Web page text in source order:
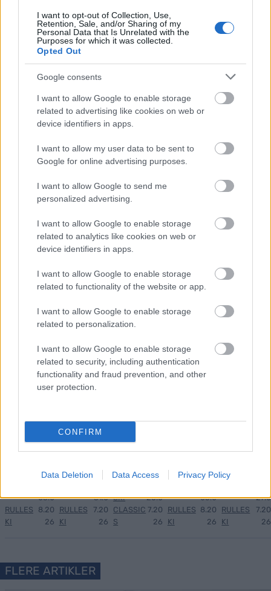
I want to opt-out of Collection, Use,
Retention, Sale, and/or Sharing of my
Personal Data that Is Unrelated with the
Purposes for which it was collected.
Opted Out
Google consents
I want to allow Google to enable storage
related to advertising like cookies on web or
device identifiers in apps.
I want to allow my user data to be sent to
Google for online advertising purposes.
I want to allow Google to send me
personalized advertising.
I want to allow Google to enable storage
related to analytics like cookies on web or
device identifiers in apps.
I want to allow Google to enable storage
related to functionality of the website or app.
I want to allow Google to enable storage
related to personalization.
I want to allow Google to enable storage
related to security, including authentication
functionality and fraud prevention, and other
user protection.
CONFIRM
Data Deletion Data Access Privacy Policy
rulleskiverdenscupen. Søndag avslutter rennhelga
med 15 kilometer klassisk med individuell start
for både kvinner og menn.
Meld deg på vårt nyhetsbrev
MEST LEST
BLIN
Komp
lett
progr
am og
RULLES
KI
03.0
8.20
26
2
Verde
nscup
ren og
flere
stjern
er
RULLES
KI
31.0
7.20
26
3
Norsk
makto
ning i
Frank
rike: –
klasse
KI
SKI
CLASSIC
S
26.0
7.20
26
4
strake
seier i
Lyseb
«junio
e»
RULLES
KI
05.0
8.20
26
5
RULLES
KI
27.0
7.20
26
FLERE ARTIKLER